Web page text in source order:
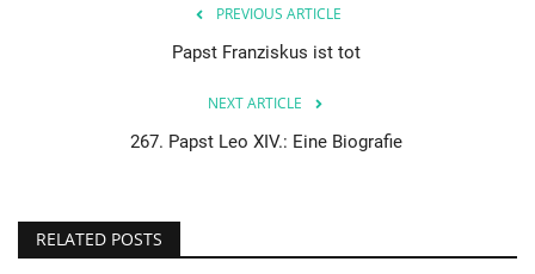
PREVIOUS ARTICLE
Papst Franziskus ist tot
NEXT ARTICLE
267. Papst Leo XIV.: Eine Biografie
RELATED POSTS